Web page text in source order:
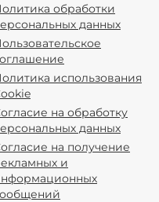
обработки
данных
использования
на обработку
данных
на получение
и